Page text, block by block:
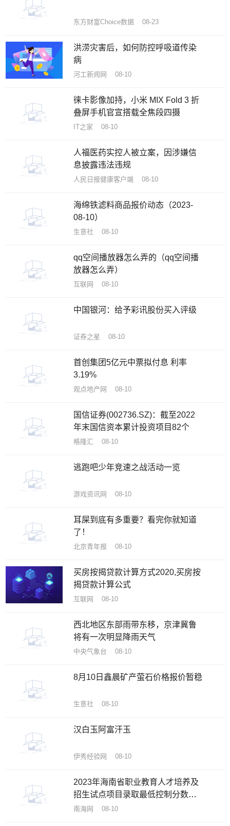
东方财富Choice数据 08-23
洪涝灾害后，如何防控呼吸道传染
病
河工新闻网 08-10
徕卡影像加持，小米 MIX Fold 3 折
叠屏手机官宣搭载全焦段四摄
IT之家 08-10
人福医药实控人被立案，因涉嫌信
息披露违法违规
人民日报健康客户端 08-10
海绵铁滤料商品报价动态（2023-
08-10）
生意社 08-10
qq空间播放器怎么弄的（qq空间播
放器怎么弄）
互联网 08-10
中国银河：给予彩讯股份买入评级
证券之星 08-10
首创集团5亿元中票拟付息 利率
3.19%
观点地产网 08-10
国信证券(002736.SZ)：截至2022
年末国信资本累计投资项目82个
格隆汇 08-10
逃跑吧少年竞速之战活动一览
游戏资讯网 08-10
耳屎到底有多重要？看完你就知道
了！
北京青年报 08-10
买房按揭贷款计算方式2020,买房按
揭贷款计算公式
互联网 08-10
西北地区东部雨带东移，京津冀鲁
将有一次明显降雨天气
中央气象台 08-10
8月10日鑫晨矿产萤石价格报价暂稳
生意社 08-10
汉白玉阿富汗玉
伊秀经验网 08-10
2023年海南省职业教育人才培养及
招生试点项目录取最低控制分数线
公布
南海网 08-10